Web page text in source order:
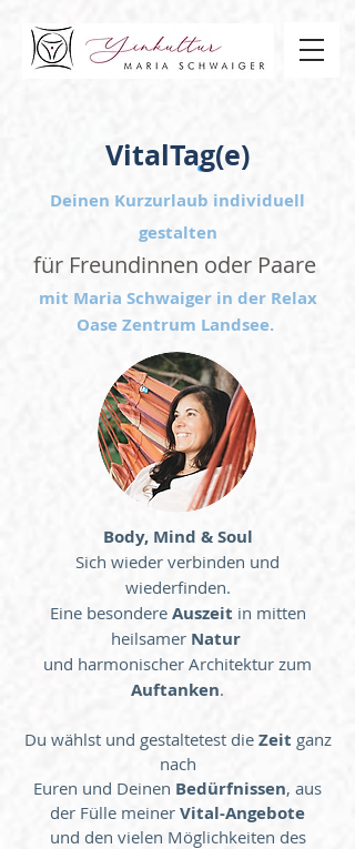
VitalTag(e)
Deinen Kurzurlaub individuell
gestalten
für Freundinnen oder Paare
mit Maria Schwaiger in der Relax
Oase Zentrum Landsee.
Body, Mind & Soul
Sich wieder verbinden und
wiederfinden.
Eine besondereAuszeit in mitten
heilsamer Natur
und harmonischer Architektur zum
Auftanken.
Du wählst und gestaltetest die Zeit ganz
nach
Euren und Deinen Bedürfnissen, aus
der Fülle meiner Vital-Angebote
und den vielen Möglichkeiten des